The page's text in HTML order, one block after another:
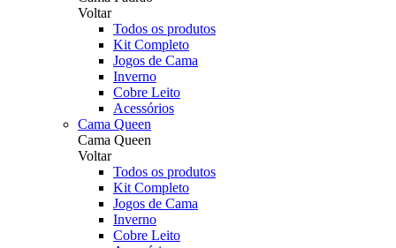
Voltar
Todos os produtos
Kit Completo
Jogos de Cama
Inverno
Cobre Leito
Acessórios
Cama Queen
Cama Queen
Voltar
Todos os produtos
Kit Completo
Jogos de Cama
Inverno
Cobre Leito